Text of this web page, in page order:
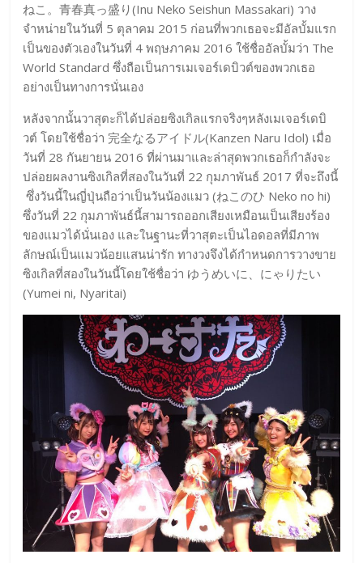
ねこ。青春真っ盛り(Inu Neko Seishun Massakari) วาง
จำหน่ายในวันที่ 5 ตุลาคม 2015 ก่อนที่พวกเธอจะมีอัลบั้มแรก
เป็นของตัวเองในวันที่ 4 พฤษภาคม 2016 ใช้ชื่ออัลบั้มว่า The
World Standard ซึ่งถือเป็นการเมเจอร์เดบิวต์ของพวกเธอ
อย่างเป็นทางการนั่นเอง
หลังจากนั้นวาสุตะก็ได้ปล่อยซิงเกิลแรกจริงๆหลังเมเจอร์เดบิ
วต์ โดยใช้ชื่อว่า 完全なるアイドル(Kanzen Naru Idol) เมื่อ
วันที่ 28 กันยายน 2016 ที่ผ่านมาและล่าสุดพวกเธอก็กำลังจะ
ปล่อยผลงานซิงเกิลที่สองในวันที่ 22 กุมภาพันธ์ 2017 ที่จะถึงนี้
ซึ่งวันนี้ในญี่ปุ่นถือว่าเป็นวันน้องแมว (ねこのひ Neko no hi)
ซึ่งวันที่ 22 กุมภาพันธ์นี้สามารถออกเสียงเหมือนเป็นเสียงร้อง
ของแมวได้นั่นเอง และในฐานะที่วาสุตะเป็นไอดอลที่มีภาพ
ลักษณ์เป็นแมวน้อยแสนน่ารัก ทางวงจึงได้กำหนดการวางขาย
ซิงเกิลที่สองในวันนี้โดยใช้ชื่อว่า ゆうめいに、にゃりたい
(Yumei ni, Nyaritai)